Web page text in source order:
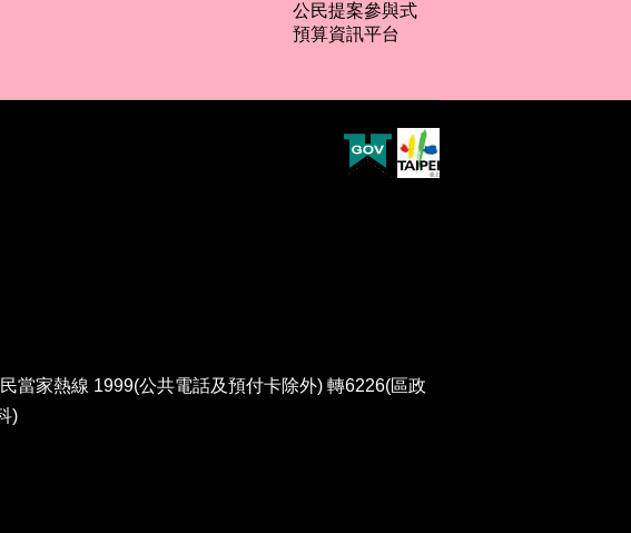
公民提案參與式
預算資訊平台
當家熱線 1999(公共電話及預付卡除外) 轉6226(區政
)